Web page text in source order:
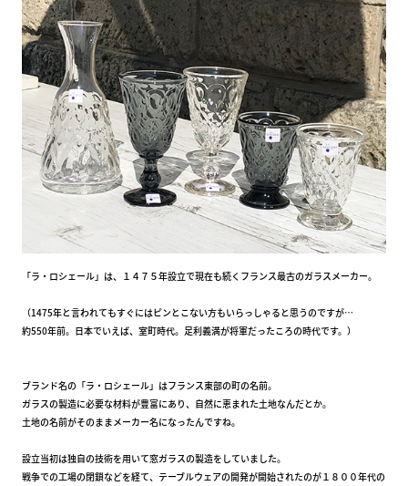
「ラ・ロシェール」は、１４７５年設立で現在も続くフランス最古のガラスメーカー。
（1475年と言われてもすぐにはピンとこない方もいらっしゃると思うのですが…
約550年前。日本でいえば、室町時代。足利義満が将軍だったころの時代です。）
ブランド名の「ラ・ロシェール」はフランス東部の町の名前。
ガラスの製造に必要な材料が豊富にあり、自然に恵まれた土地なんだとか。
土地の名前がそのままメーカー名になったんですね。
設立当初は独自の技術を用いて窓ガラスの製造をしていました。
戦争での工場の閉鎖などを経て、テーブルウェアの開発が開始されたのが１８００年代の